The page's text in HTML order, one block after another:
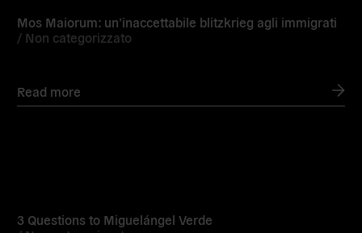
Mos Maiorum: un’inaccettabile blitzkrieg agli immigrati
/ Non categorizzato
Read more
3 Questions to Miguelángel Verde